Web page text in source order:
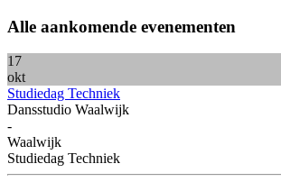
Alle aankomende evenementen
17
okt
Studiedag Techniek
Dansstudio Waalwijk
-
Waalwijk
Studiedag Techniek